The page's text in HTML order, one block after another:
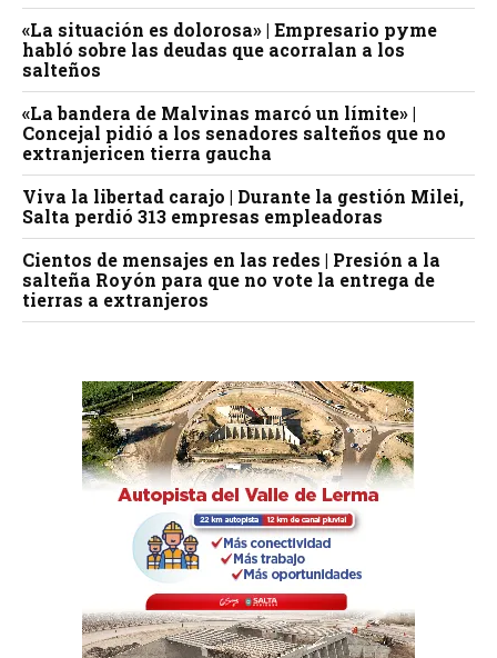
«La situación es dolorosa» | Empresario pyme
habló sobre las deudas que acorralan a los
salteños
«La bandera de Malvinas marcó un límite» |
Concejal pidió a los senadores salteños que no
extranjericen tierra gaucha
Viva la libertad carajo | Durante la gestión Milei,
Salta perdió 313 empresas empleadoras
Cientos de mensajes en las redes | Presión a la
salteña Royón para que no vote la entrega de
tierras a extranjeros